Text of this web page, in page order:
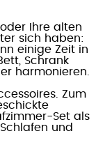
Ihre alten
sich haben:
einige Zeit in
Schrank
harmonieren.
Zum
Set als
und